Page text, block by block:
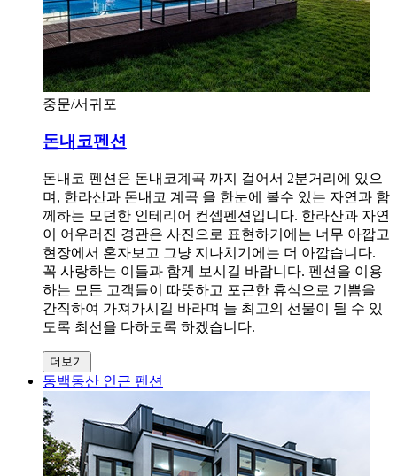
중문/서귀포
돈내코펜션
돈내코 펜션은 돈내코계곡 까지 걸어서 2분거리에 있으
며, 한라산과 돈내코 계곡 을 한눈에 볼수 있는 자연과 함
께하는 모던한 인테리어 컨셉펜션입니다. 한라산과 자연
이 어우러진 경관은 사진으로 표현하기에는 너무 아깝고
현장에서 혼자보고 그냥 지나치기에는 더 아깝습니다.
꼭 사랑하는 이들과 함게 보시길 바랍니다. 펜션을 이용
하는 모든 고객들이 따뜻하고 포근한 휴식으로 기쁨을
간직하여 가져가시길 바라며 늘 최고의 선물이 될 수 있
도록 최선을 다하도록 하겠습니다.
더보기
동백동산 인근 펜션